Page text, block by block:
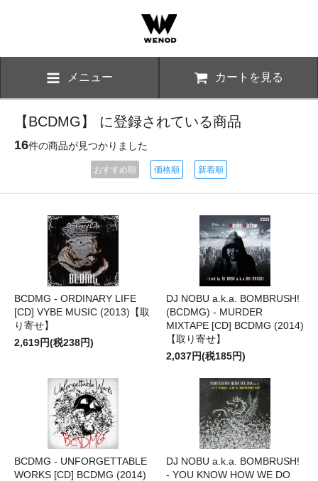
メニュー カートを見る
【BCDMG】 に登録されている商品
16件の商品が見つかりました
おすすめ順 価格順 新着順
BCDMG - ORDINARY LIFE
[CD] VYBE MUSIC (2013)【取
り寄せ】
2,619円(税238円)
DJ NOBU a.k.a. BOMBRUSH!
(BCDMG) - MURDER
MIXTAPE [CD] BCDMG (2014)
【取り寄せ】
2,037円(税185円)
BCDMG - UNFORGETTABLE
WORKS [CD] BCDMG (2014)
DJ NOBU a.k.a. BOMBRUSH!
- YOU KNOW HOW WE DO